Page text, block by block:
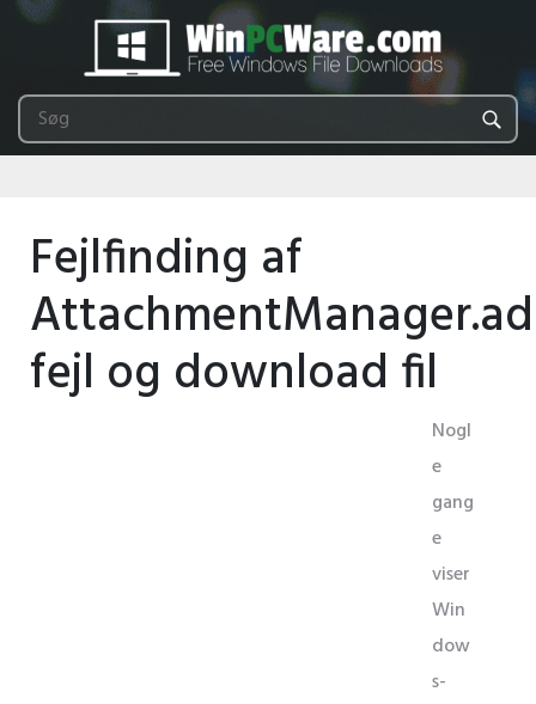
Fejlfinding af
fejl og download fil
Nogl
e
gang
e
viser
Win
dow
s-